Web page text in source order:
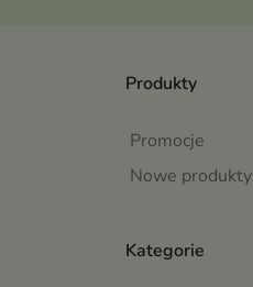
Produkty
Promocje
Nowe produkty
Kategorie